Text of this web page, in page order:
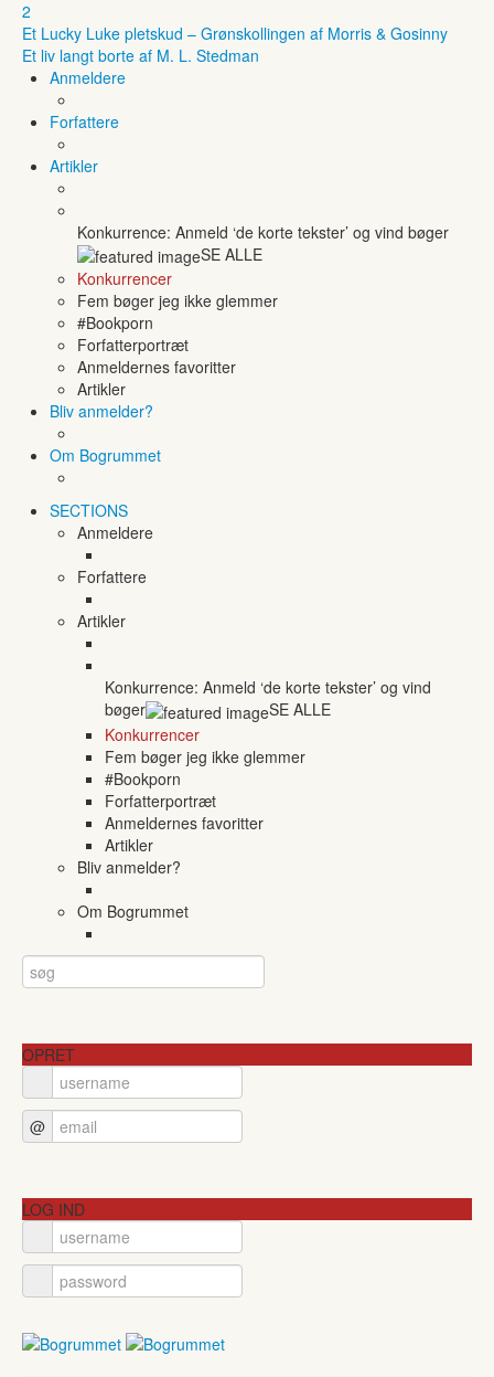
2
Et Lucky Luke pletskud – Grønskollingen af Morris & Gosinny
Et liv langt borte af M. L. Stedman
Anmeldere
Forfattere
Artikler
Konkurrence: Anmeld ‘de korte tekster’ og vind bøger
SE ALLE
Konkurrencer
Fem bøger jeg ikke glemmer
#Bookporn
Forfatterportræt
Anmeldernes favoritter
Artikler
Bliv anmelder?
Om Bogrummet
SECTIONS
Anmeldere
Forfattere
Artikler
Konkurrence: Anmeld ‘de korte tekster’ og vind
bøger
SE ALLE
Konkurrencer
Fem bøger jeg ikke glemmer
#Bookporn
Forfatterportræt
Anmeldernes favoritter
Artikler
Bliv anmelder?
Om Bogrummet
OPRET
@
LOG IND